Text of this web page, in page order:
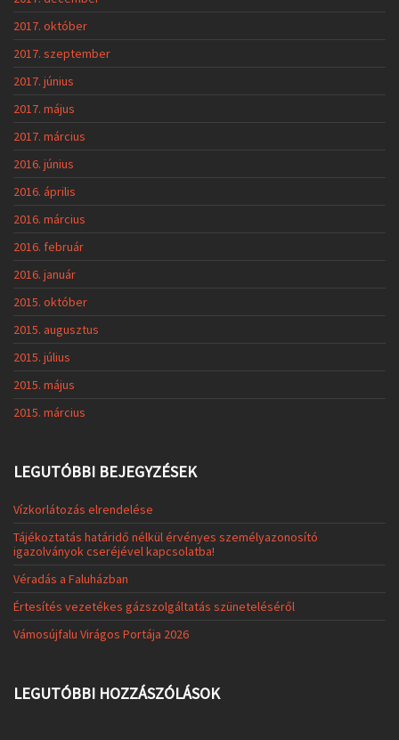
2017. október
2017. szeptember
2017. június
2017. május
2017. március
2016. június
2016. április
2016. március
2016. február
2016. január
2015. október
2015. augusztus
2015. július
2015. május
2015. március
LEGUTÓBBI BEJEGYZÉSEK
Vízkorlátozás elrendelése
Tájékoztatás határidő nélkül érvényes személyazonosító
igazolványok cseréjével kapcsolatba!
Véradás a Faluházban
Értesítés vezetékes gázszolgáltatás szüneteléséről
Vámosújfalu Virágos Portája 2026
LEGUTÓBBI HOZZÁSZÓLÁSOK